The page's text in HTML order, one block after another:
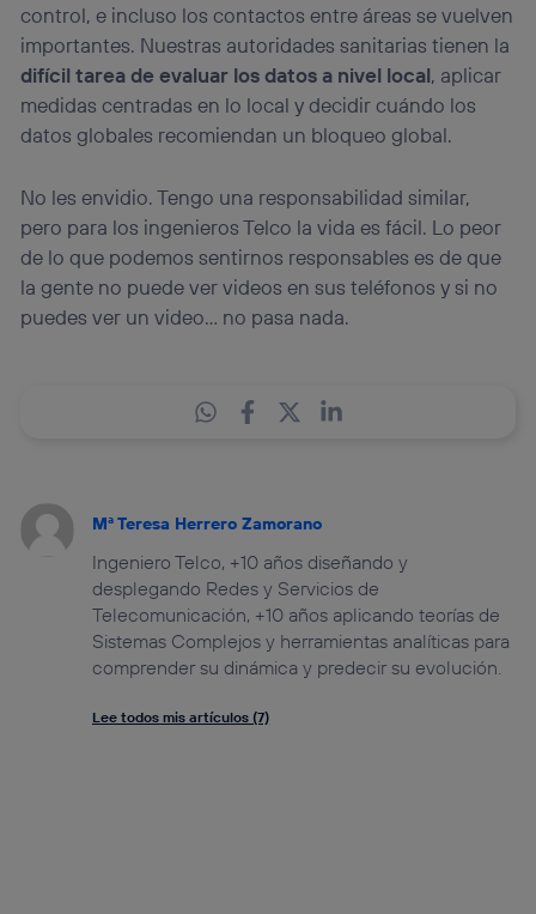
control, e incluso los contactos entre áreas se vuelven
importantes. Nuestras autoridades sanitarias tienen la
difícil tarea de evaluar los datos a nivel local, aplicar
medidas centradas en lo local y decidir cuándo los
datos globales recomiendan un bloqueo global.
No les envidio. Tengo una responsabilidad similar,
pero para los ingenieros Telco la vida es fácil. Lo peor
de lo que podemos sentirnos responsables es de que
la gente no puede ver videos en sus teléfonos y si no
puedes ver un video… no pasa nada.
Mª Teresa Herrero Zamorano
Ingeniero Telco, +10 años diseñando y
desplegando Redes y Servicios de
Telecomunicación, +10 años aplicando teorías de
Sistemas Complejos y herramientas analíticas para
comprender su dinámica y predecir su evolución.
Lee todos mis artículos (7)